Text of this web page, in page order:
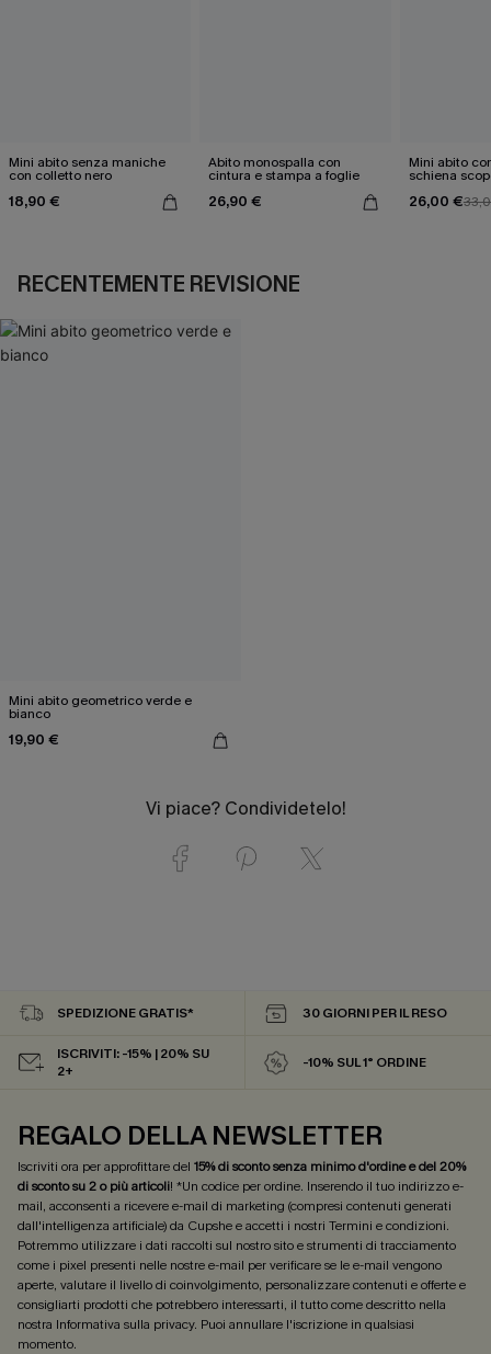
Mini abito senza maniche
con colletto nero
18,90 €
Abito monospalla con
cintura e stampa a foglie
26,90 €
Mini abito
schiena
26,00 €
RECENTEMENTE REVISIONE
Mini abito geometrico verde e
bianco
19,90 €
Vi piace? Condividetelo!
SPEDIZIONE GRATIS* 30 GIORNI PER IL RESO
ISCRIVITI: -15% | 20% SU
2+
-10% SUL 1° ORDINE
REGALO DELLA NEWSLETTER
Iscriviti ora per approfittare del 15% di sconto senza minimo d'ordine e del 20%
di sconto su 2 o più articoli! *Un codice per ordine. Inserendo il tuo indirizzo e-
mail, acconsenti a ricevere e-mail di marketing (compresi contenuti generati
dall'intelligenza artificiale) da Cupshe e accetti i nostri Termini e condizioni.
Potremmo utilizzare i dati raccolti sul nostro sito e strumenti di tracciamento
come i pixel presenti nelle nostre e-mail per verificare se le e-mail vengono
aperte, valutare il livello di coinvolgimento, personalizzare contenuti e offerte e
consigliarti prodotti che potrebbero interessarti, il tutto come descritto nella
nostra Informativa sulla privacy. Puoi annullare l'iscrizione in qualsiasi
momento.